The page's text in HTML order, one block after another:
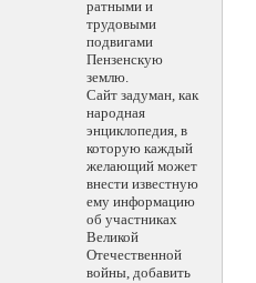
ратными и
трудовыми
подвигами
Пензенскую
землю.
Сайт задуман, как
народная
энциклопедия, в
которую каждый
желающий может
внести известную
ему информацию
об участниках
Великой
Отечественной
войны, добавить